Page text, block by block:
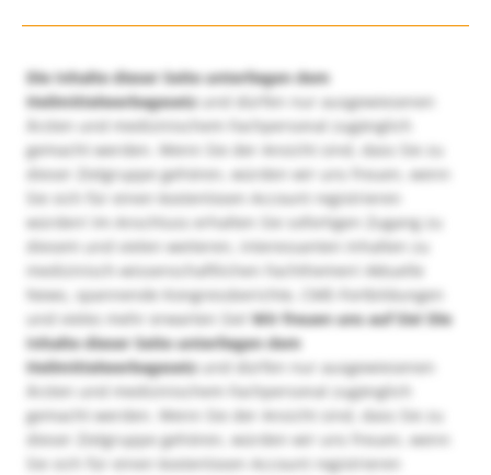
Die Inhalte dieser Seite unterliegen dem
Heilmittelwerbegesetzund dürfen nur ausgewiesenen
Ärzten und medizinischem Fachpersonal zugänglich
gemacht werden. Wenn Sie der Ansicht sind, dass Sie zu
dieser Zielgruppe gehören, würden wir uns freuen, wenn
Sie sich für einen kostenlosen Account registrieren
würden! Im Anschluss erhalten Sie sofortigen Zugang zu
diesem und vielen weiteren, interessanten Inhalten zu
medizinisch-wissenschaftlichen Fachthemen! Aktuelle
News, spannende Kongressberichte, CME-Fortbildungen
und vieles mehr erwarten Sie!Wir freuen uns auf Sie! Die
Inhalte dieser Seite unterliegen dem
Heilmittelwerbegesetzund dürfen nur ausgewiesenen
Ärzten und medizinischem Fachpersonal zugänglich
gemacht werden. Wenn Sie der Ansicht sind, dass Sie zu
dieser Zielgruppe gehören, würden wir uns freuen, wenn
Sie sich für einen kostenlosen Account registrieren